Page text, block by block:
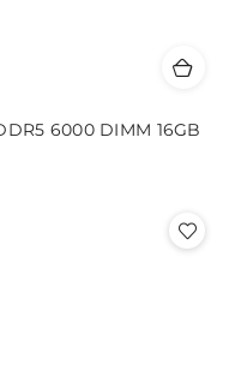
6000 DIMM 16GB